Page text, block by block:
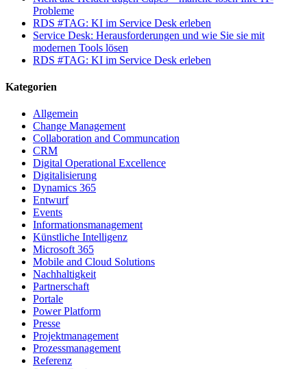
Probleme
RDS #TAG: KI im Service Desk erleben
Service Desk: Herausforderungen und wie Sie sie mit
modernen Tools lösen
RDS #TAG: KI im Service Desk erleben
Kategorien
Allgemein
Change Management
Collaboration and Communcation
CRM
Digital Operational Excellence
Digitalisierung
Dynamics 365
Entwurf
Events
Informationsmanagement
Künstliche Intelligenz
Microsoft 365
Mobile and Cloud Solutions
Nachhaltigkeit
Partnerschaft
Portale
Power Platform
Presse
Projektmanagement
Prozessmanagement
Referenz